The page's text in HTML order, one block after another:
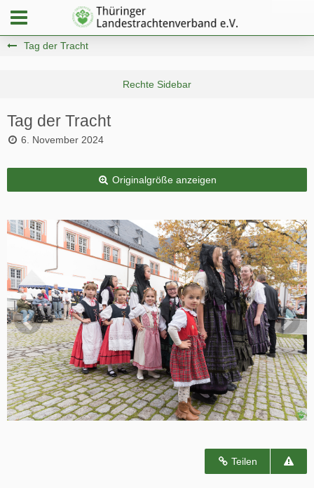
Tag der Tracht
Tag der Tracht
6. November 2024
Originalgröße anzeigen
Teilen